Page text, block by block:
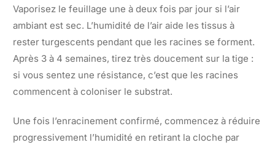
Vaporisez le feuillage une à deux fois par jour si l’air
ambiant est sec. L’humidité de l’air aide les tissus à
rester turgescents pendant que les racines se forment.
Après 3 à 4 semaines, tirez très doucement sur la tige :
si vous sentez une résistance, c’est que les racines
commencent à coloniser le substrat.
Une fois l’enracinement confirmé, commencez à réduire
progressivement l’humidité en retirant la cloche par